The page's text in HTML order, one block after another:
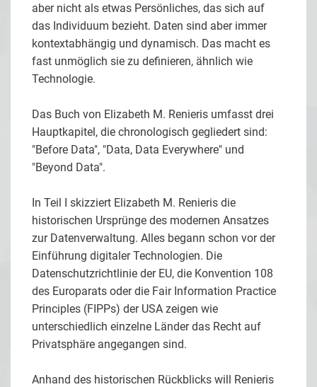
aber nicht als etwas Persönliches, das sich auf
das Individuum bezieht. Daten sind aber immer
kontextabhängig und dynamisch. Das macht es
fast unmöglich sie zu definieren, ähnlich wie
Technologie.
Das Buch von Elizabeth M. Renieris umfasst drei
Hauptkapitel, die chronologisch gegliedert sind:
"Before Data", "Data, Data Everywhere" und
"Beyond Data".
In Teil I skizziert Elizabeth M. Renieris die
historischen Ursprünge des modernen Ansatzes
zur Datenverwaltung. Alles begann schon vor der
Einführung digitaler Technologien. Die
Datenschutzrichtlinie der EU, die Konvention 108
des Europarats oder die Fair Information Practice
Principles (FIPPs) der USA zeigen wie
unterschiedlich einzelne Länder das Recht auf
Privatsphäre angegangen sind.
Anhand des historischen Rückblicks will Renieris